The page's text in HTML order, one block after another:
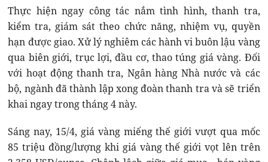
Thực hiện ngay công tác nắm tình hình, thanh tra,
kiểm tra, giám sát theo chức năng, nhiệm vụ, quyền
hạn được giao. Xử lý nghiêm các hành vi buôn lậu vàng
qua biên giới, trục lợi, đầu cơ, thao túng giá vàng. Đối
với hoạt động thanh tra, Ngân hàng Nhà nước và các
bộ, ngành đã thành lập xong đoàn thanh tra và sẽ triển
khai ngay trong tháng 4 này.
Sáng nay, 15/4, giá vàng miếng thế giới vượt qua mốc
85 triệu đồng/lượng khi giá vàng thế giới vọt lên trên